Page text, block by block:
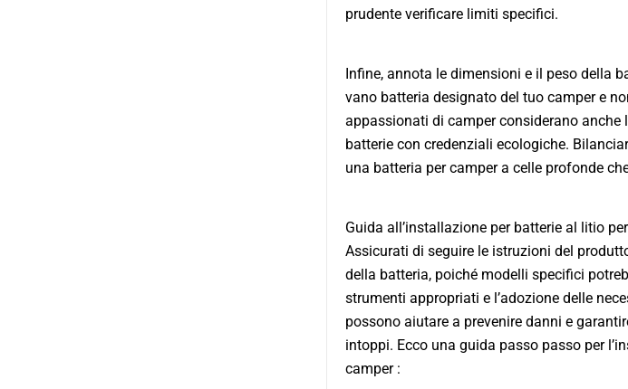
prudente verificare limiti specifici.
Infine, annota le dimensioni e il peso della
vano batteria designato del tuo camper e
appassionati di camper considerano anche
batterie con credenziali ecologiche.
una batteria per camper a celle profonde
Guida all’installazione per batterie al litio
Assicurati di seguire le istruzioni del
della batteria, poiché modelli specifici
strumenti appropriati e l’adozione delle
possono aiutare a prevenire danni e
intoppi. Ecco una guida passo passo per
camper :